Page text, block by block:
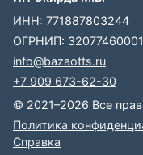
ИНН: 771887803244
ОГРНИП:
info@bazaotts.ru
+7 909 673-62-30
© 2021–2026 Все
Политика
Справка